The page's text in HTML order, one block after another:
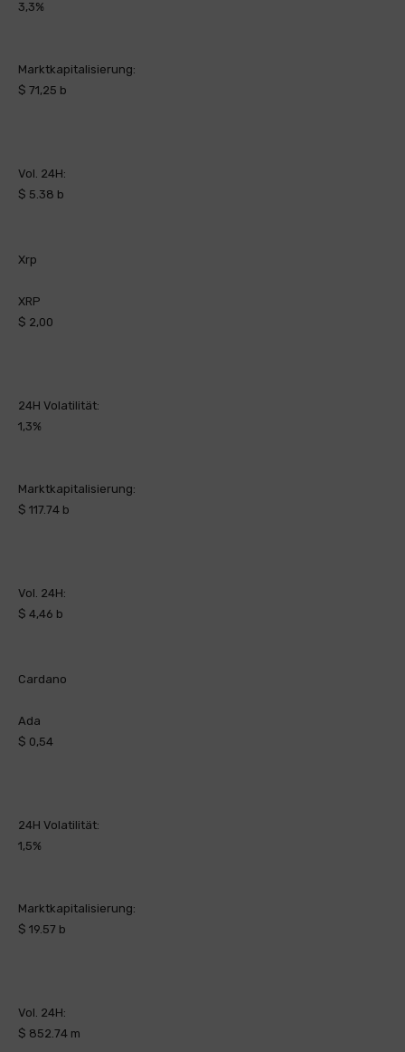
3,3%
Marktkapitalisierung:
$ 71,25 b
Vol. 24H:
$ 5.38 b
Xrp
XRP
$ 2,00
24H Volatilität:
1,3%
Marktkapitalisierung:
$ 117.74 b
Vol. 24H:
$ 4,46 b
Cardano
Ada
$ 0,54
24H Volatilität:
1,5%
Marktkapitalisierung:
$ 19.57 b
Vol. 24H:
$ 852.74 m